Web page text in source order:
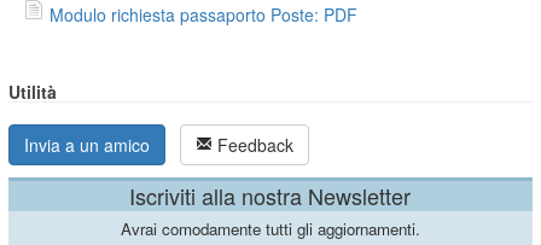
Modulo richiesta passaporto Poste: PDF
Utilità
Invia a un amico Feedback
Iscriviti alla nostra Newsletter
Avrai comodamente tutti gli aggiornamenti.